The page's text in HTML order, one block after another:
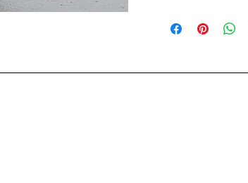
สอบถามราคา
ดูแผนที่ร้าน